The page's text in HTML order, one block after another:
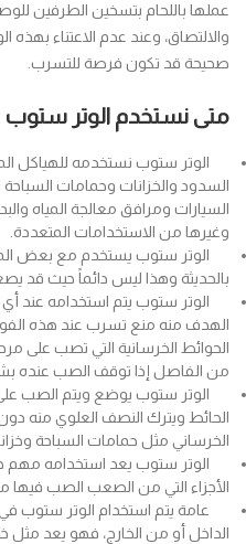
عملها باللحام بتسخين الطرفين
والالتصاق، وعند عدم الاعتناء
صحيحة قد تكون فرصة للتسرب.
متى نستخدم الوتر ستوب
الوتر ستوب نستخدمه للهياكل
السدود والخزانات وحمامات
السيارات ومرافق معالجة المياه
وغيرها من الاستخدامات المتعددة.
الوتر ستوب يستخدم مع بعض
بالحديثة وهذا ليس دائماً حيث قد
الوتر ستوب يتم استخدامه عند
الهدف منه منع تسرب عند هذه
الحوائط الخرسانية التي تصب على
من الفاصل إذا توقف الصب عنده
الوتر ستوب يوضع ويتم الصب
الحائط ويترك النصف العلوي منه
الخرساني مثل حمامات السباحة
الوتر ستوب يعد استخدامه مهم
الأجزاء التي من الصعب الصب فيها
عامة يتم استخدام الوتر ستوب
الداخل أو من الخارج، فهو يعد مثل